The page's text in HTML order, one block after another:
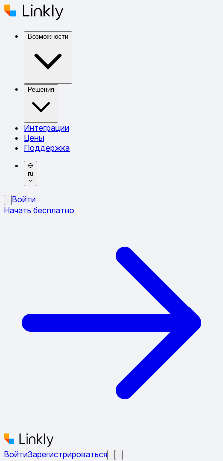
Возможности
Решения
Интеграции
Цены
Поддержка
ru
Войти
Начать бесплатно
ВойтиЗарегистрироваться